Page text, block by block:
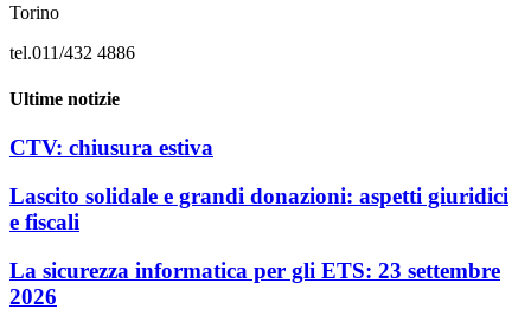
Torino
tel.011/432 4886
Ultime notizie
CTV: chiusura estiva
Lascito solidale e grandi donazioni: aspetti giuridici
e fiscali
La sicurezza informatica per gli ETS: 23 settembre
2026